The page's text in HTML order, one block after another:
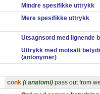
Mindre spesifikke uttrykk
Mere spesifikke uttrykk
Utsagnsord med lignende
Uttrykk med motsatt
(antonymer)
conk (i anatomi) pass out from